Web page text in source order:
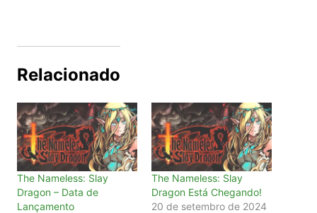
Relacionado
The Nameless: Slay
Dragon – Data de
Lançamento
The Nameless: Slay
Dragon Está Chegando!
20 de setembro de 2024